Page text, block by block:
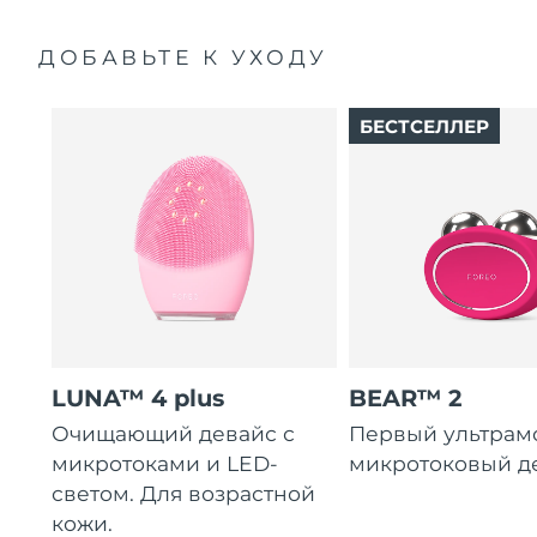
ДОБАВЬТЕ К УХОДУ
LUNA™ 4 plus
Очищающий девайс с
микротоками и LED-
светом. Для возрастной
кожи.
BEAR™ 2
Первый
микротоковый
БЕСТСЕЛЛЕР